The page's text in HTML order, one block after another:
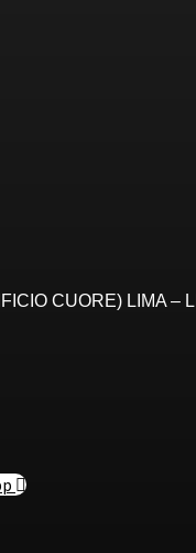
CUORE) LIMA –